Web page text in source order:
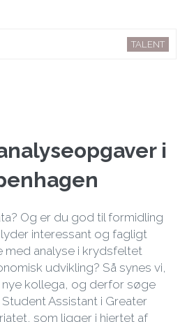
TALENT
i
Og er du god til formidling
interessant og fagligt
med analyse i krydsfeltet
udvikling? Så synes vi,
nye kollega, og derfor søge
Assistant i Greater
som ligger i hjertet af